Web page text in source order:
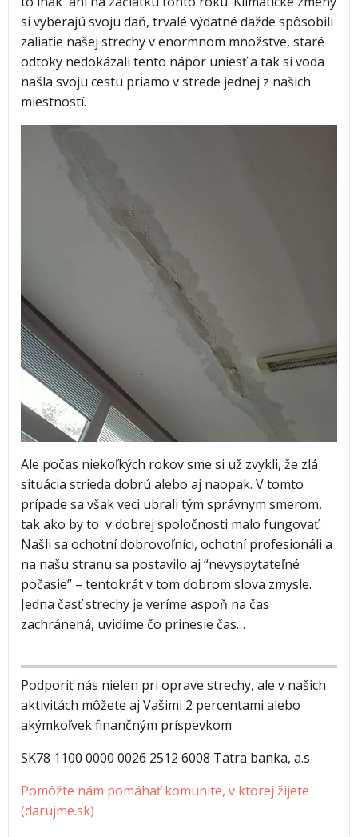
si vyberajú svoju daň, trvalé výdatné dažde spôsobili
zaliatie našej strechy v enormnom množstve, staré
odtoky nedokázali tento nápor uniesť a tak si voda
našla svoju cestu priamo v strede jednej z našich
miestností.
Ale počas niekoľkých rokov sme si už zvykli, že zlá
situácia strieda dobrú alebo aj naopak. V tomto
prípade sa však veci ubrali tým správnym smerom,
tak ako by to v dobrej spoločnosti malo fungovať.
Našli sa ochotní dobrovoľníci, ochotní profesionáli a
na našu stranu sa postavilo aj “nevyspytateľné
počasie” – tentokrát v tom dobrom slova zmysle.
Jedna časť strechy je veríme aspoň na čas
zachránená, uvidíme čo prinesie čas…
Podporiť nás nielen pri oprave strechy, ale v našich
aktivitách môžete aj Vašimi 2 percentami alebo
akýmkoľvek finančným príspevkom
SK78 1100 0000 0026 2512 6008 Tatra banka, a.s
Pomôžte nám pomáhať komunite, v ktorej žijete
(darujme.sk)